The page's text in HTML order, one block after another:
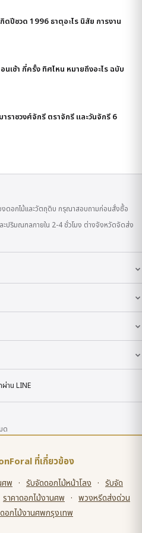
ปีชวด 1996 ธาตุอะไร นิสัย การงาน
นเช้า กี่ครั้ง ทิศไหน หมายถึงอะไร ฉบับ
าราชวงศ์จักรี ตราจักรี และวันจักรี 6
งดอกไม้และวัตถุดิบ กรุณาสอบถามก่อนสั่งซื้อ
ปริมณฑลภายใน 2-4 ชั่วโมง ต่างจังหวัดจัดส่ง
ผ่าน LINE
ด
ที่เกี่ยวข้อง
ศพ · รับจัดดอกไม้หน้าโลง · รับจัด
ราคาดอกไม้งานศพ · พวงหรีดส่งด่วน
อกไม้งานศพกรุงเทพ